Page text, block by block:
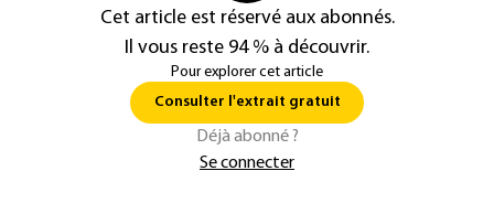
Cet article est réservé aux abonnés.
Il vous reste 94 % à découvrir.
Pour explorer cet article
Consulter l'extrait gratuit
Déjà abonné ?
Se connecter